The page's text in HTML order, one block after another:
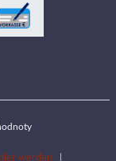
werden